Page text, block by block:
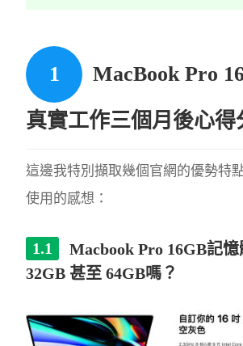
MacBook Pro
真實工作三個月後心得
這邊我特別擷取幾個官網的優勢特
使用的感想：
Macbook Pro 16GB記
32GB 甚至 64GB嗎？